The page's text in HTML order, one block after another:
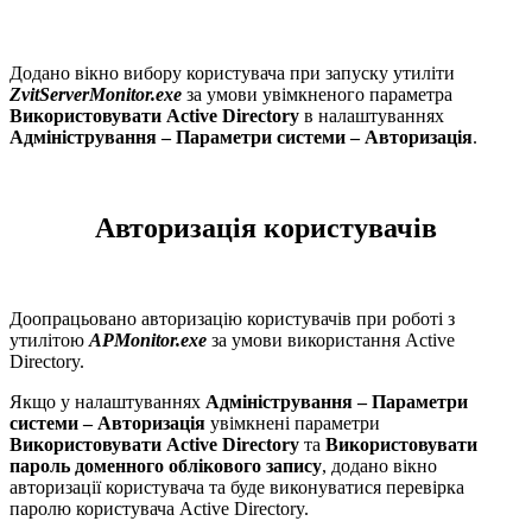
Додано вікно вибору користувача при запуску утиліти
ZvitServerMonitor.exе за умови увімкненого параметра
Використовувати Active Directory в налаштуваннях
Адміністрування – Параметри системи – Авторизація.
Авторизація користувачів
Доопрацьовано авторизацію користувачів при роботі з
утилітою APMonitor.exe за умови використання Active
Directory.
Якщо у налаштуваннях Адміністрування – Параметри
системи – Авторизація увімкнені параметри
Використовувати Active Directory та Використовувати
пароль доменного облікового запису, додано вікно
авторизації користувача та буде виконуватися перевірка
паролю користувача Active Directory.